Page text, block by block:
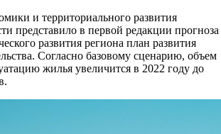
и территориального развития
представило в первой редакции прогноза
развития региона план развития
Согласно базовому сценарию, объем
жилья увеличится в 2022 году до